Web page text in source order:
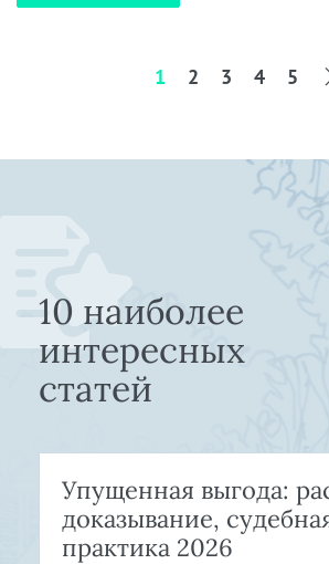
1 2 3 4 5
10 наиболее
интересных
статей
Упущенная выгода:
доказывание,
практика 2026